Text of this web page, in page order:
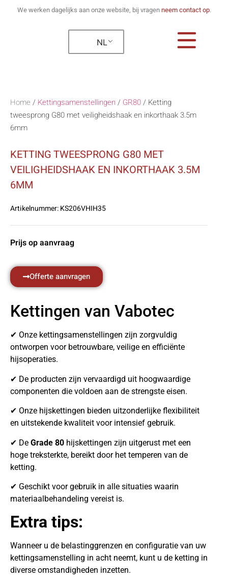
We werken dagelijks aan onze website, bij vragen neem contact op.
NL
Home / Kettingsamenstellingen / GR80/ Ketting
tweesprong G80 met veiligheidshaak en inkorthaak 3.5m
6mm
KETTING TWEESPRONG G80 MET
VEILIGHEIDSHAAK EN INKORTHAAK 3.5M
6MM
Artikelnummer:KS206VHIH35
Prijs op aanvraag
Offerte aanvragen
Kettingen van Vabotec
✔ Onze kettingsamenstellingen zijn zorgvuldig
ontworpen voor betrouwbare, veilige en efficiënte
hijsoperaties.
✔ De producten zijn vervaardigd uit hoogwaardige
componenten die voldoen aan de strengste eisen.
✔ Onze hijskettingen bieden uitzonderlijke flexibiliteit
en uitstekende kwaliteit voor intensief gebruik.
✔ De Grade 80 hijskettingen zijn uitgerust met een
hoge treksterkte, bereikt door het temperen van de
ketting.
✔ Geschikt voor gebruik in alle situaties waarin
materiaalbehandeling vereist is.
Extra tips:
Wanneer u de belastinggrenzen en configuratie van uw
kettingsamenstelling in acht neemt, kunt u de ketting in
diverse omstandigheden inzetten.